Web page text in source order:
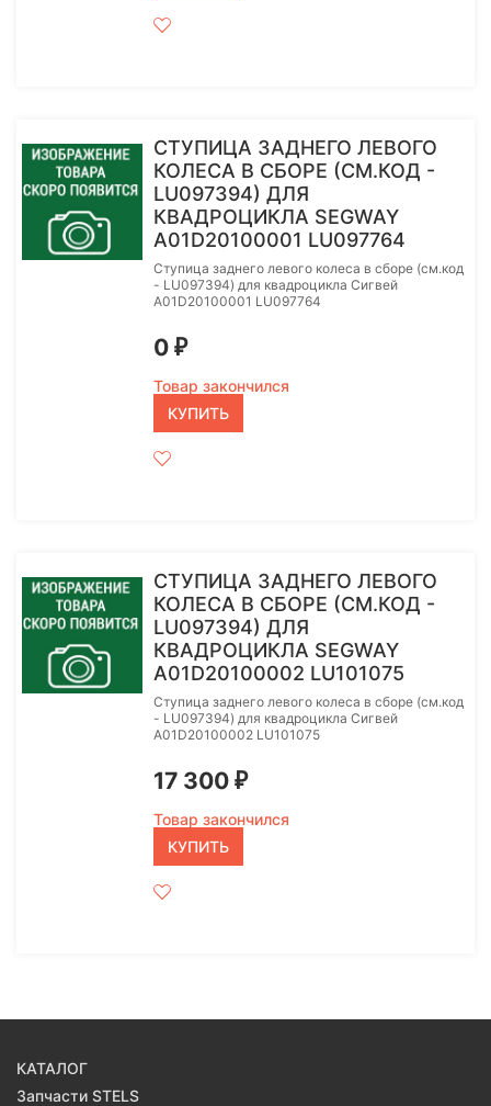
СТУПИЦА ЗАДНЕГО ЛЕВОГО
КОЛЕСА В СБОРЕ (СМ.КОД -
LU097394) ДЛЯ
КВАДРОЦИКЛА SEGWAY
A01D20100001 LU097764
Ступица заднего левого колеса в сборе (см.код
- LU097394) для квадроцикла Сигвей
A01D20100001 LU097764
0 ₽
Товар закончился
КУПИТЬ
СТУПИЦА ЗАДНЕГО ЛЕВОГО
КОЛЕСА В СБОРЕ (СМ.КОД -
LU097394) ДЛЯ
КВАДРОЦИКЛА SEGWAY
A01D20100002 LU101075
Ступица заднего левого колеса в сборе (см.код
- LU097394) для квадроцикла Сигвей
A01D20100002 LU101075
17 300 ₽
Товар закончился
КУПИТЬ
КАТАЛОГ
Запчасти STELS